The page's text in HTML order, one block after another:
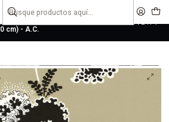
liquidaciones
COLECCIONES
LIVE IT LOVE IT
cm) - A.C.